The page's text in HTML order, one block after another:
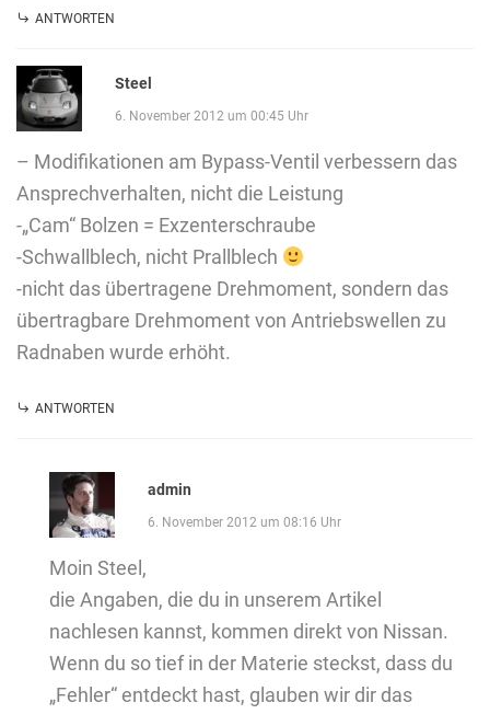
ANTWORTEN
Steel
6. November 2012 um 00:45 Uhr
– Modifikationen am Bypass-Ventil verbessern das
Ansprechverhalten, nicht die Leistung
-„Cam“ Bolzen = Exzenterschraube
-Schwallblech, nicht Prallblech
-nicht das übertragene Drehmoment, sondern das
übertragbare Drehmoment von Antriebswellen zu
Radnaben wurde erhöht.
ANTWORTEN
admin
6. November 2012 um 08:16 Uhr
Moin Steel,
die Angaben, die du in unserem Artikel
nachlesen kannst, kommen direkt von Nissan.
Wenn du so tief in der Materie steckst, dass du
„Fehler“ entdeckt hast, glauben wir dir das